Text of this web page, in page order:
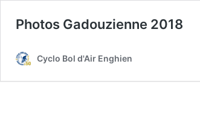
Photos Gadouzienne 2018
Cyclo Bol d'Air Enghien